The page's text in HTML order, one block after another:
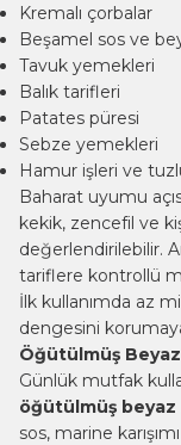
Kremalı çorbalar
Beşamel sos ve
Tavuk yemekleri
Balık tarifleri
Patates püresi
Sebze yemekleri
Hamur işleri ve
Baharat uyumu
kekik, zencefil ve
değerlendirilebilir.
tariflere kontrollü
İlk kullanımda az
dengesini
Öğütülmüş
Günlük mutfak
öğütülmüş
sos, marine